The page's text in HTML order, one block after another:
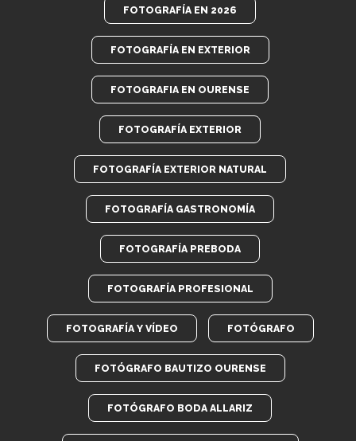
FOTOGRAFÍA EN 2026
FOTOGRAFÍA EN EXTERIOR
FOTOGRAFIA EN OURENSE
FOTOGRAFÍA EXTERIOR
FOTOGRAFÍA EXTERIOR NATURAL
FOTOGRAFÍA GASTRONOMÍA
FOTOGRAFÍA PREBODA
FOTOGRAFÍA PROFESIONAL
FOTOGRAFÍA Y VÍDEO FOTÓGRAFO
FOTÓGRAFO BAUTIZO OURENSE
FOTÓGRAFO BODA ALLARIZ